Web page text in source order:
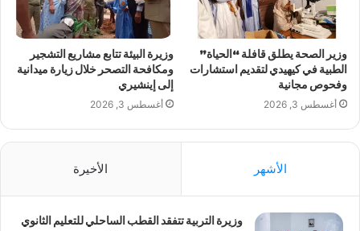
وزير الصحة يطلق قافلة “الحياة”
الطبية في كيهيدي لتقديم استشارات
وفحوص مجانية
أغسطس 3, 2026
وزيرة البيئة تتابع مشاريع التشجير
ومكافحة التصحر خلال زيارة ميدانية
إلى إينشيري
أغسطس 3, 2026
الأشهر الأخيرة
وزيرة التربية تتفقد القطب الساحلي للتعليم الثانوي